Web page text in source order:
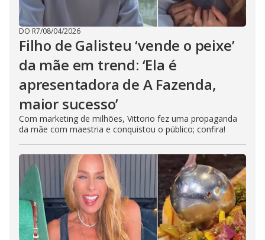
DO R7/08/04/2026
Filho de Galisteu ‘vende o peixe’
da mãe em trend: ‘Ela é
apresentadora de A Fazenda,
maior sucesso’
Com marketing de milhões, Vittorio fez uma propaganda
da mãe com maestria e conquistou o público; confira!